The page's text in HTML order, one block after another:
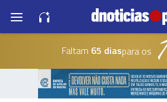
Faltam 65 diaspara os